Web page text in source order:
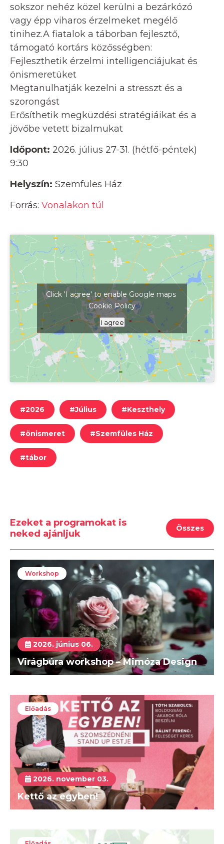
sokszor nehéz közel kerülni a bezárkózó
vagy épp viharos érzelmeket megélő
tinihez.A fiatalok a táborban fejlesztő,
támogató kortárs közősségben:
Fejleszthetik érzelmi intelligenciájukat és
önismeretüket
Megtanulhatják kezelni a stresszt és a
szorongást
Erősíthetik megküzdési stratégiáikat és a
jövőbe vetett bizalmukat
Időpont: 2026. július 27-31. (hétfő-péntek)
9:30
Helyszín: Szemfüles Ház
Forrás: Vonalakon túl
Kattints ide a térkép megjelenítéséhez
Click 'I agree' to enable Google maps
Cookie Policy
I agree
#2026 #Július #Keszthely
#önismeret #Szemfüles Ház
#tábor
Ezeket a programokat is
neked ajánljuk
Összes
Workshop
2026. június 06.
Virágbúra workshop – Mimóza Design
Előadás
2026. november 03.
Kettő az egyben!